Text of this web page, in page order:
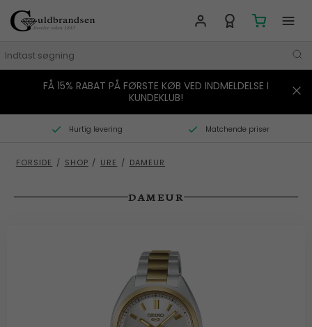
MÆRKER
SMYKKER
FÅ 15% RABAT PÅ FØRSTE KØB VED INDMELDELSE I
KUNDEKLUB!
Hurtig levering Matchende priser
FORSIDE / SHOP / URE / DAMEUR
DAMEUR